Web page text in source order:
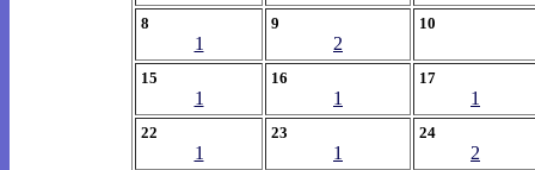
8
1
9
2
10
15
1
16
1
17
1
22
1
23
1
24
2